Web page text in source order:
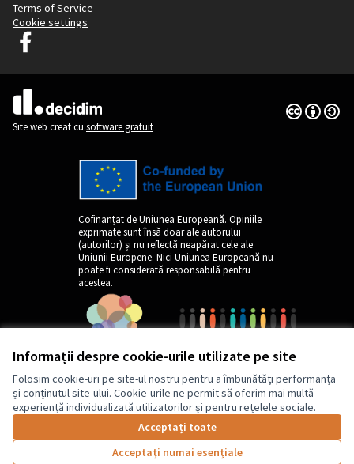
Informații despre cookie-urile utilizate pe site
Folosim cookie-uri pe site-ul nostru pentru a îmbunătăți performanța
și conținutul site-ului. Cookie-urile ne permit să oferim mai multă
experiență individualizată utilizatorilor și pentru rețelele sociale.
Acceptați toate
Acceptați numai esențiale
Terms of Service
Cookie settings
Graz Gemeinsam Gestalten pe Facebook
(Link extern)
Site web creat cu software gratuit
Licență
(Link extern)
Cofinanțat de Uniunea Europeană. Opiniile
exprimate sunt însă doar ale autorului
(autorilor) și nu reflectă neapărat cele ale
Uniunii Europene. Nici Uniunea Europeană nu
poate fi considerată responsabilă pentru
acestea.
by